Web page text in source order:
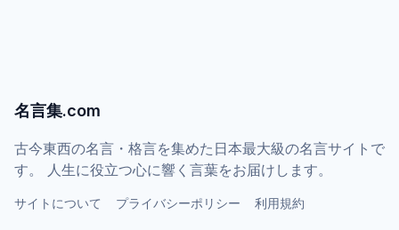
名言集.com
古今東西の名言・格言を集めた日本最大級の名言サイトで
す。 人生に役立つ心に響く言葉をお届けします。
サイトについて プライバシーポリシー 利用規約